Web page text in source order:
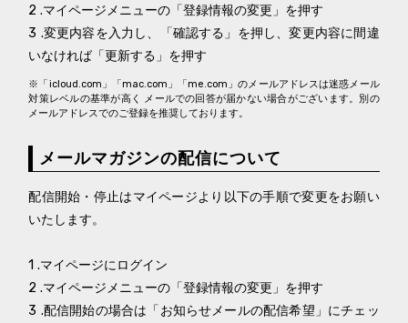
2 .マイページメニューの「登録情報の変更」を押す
3 .変更内容を入力し、「確認する」を押し、変更内容に間違
いなければ「更新する」を押す
※「icloud.com」「mac.com」「me.com」のメールアドレスは迷惑メール
対策レベルの基準が高く メールでの回答が届かない場合がございます。別の
メールアドレスでのご登録を推奨しております。
メールマガジンの配信について
配信開始・停止はマイページより以下の手順で変更をお願い
いたします。
1 .マイページにログイン
2 .マイページメニューの「登録情報の変更」を押す
3 .配信開始の場合は「お知らせメールの配信希望」にチェッ